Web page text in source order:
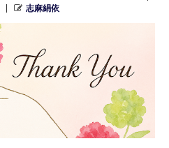
志麻絹依